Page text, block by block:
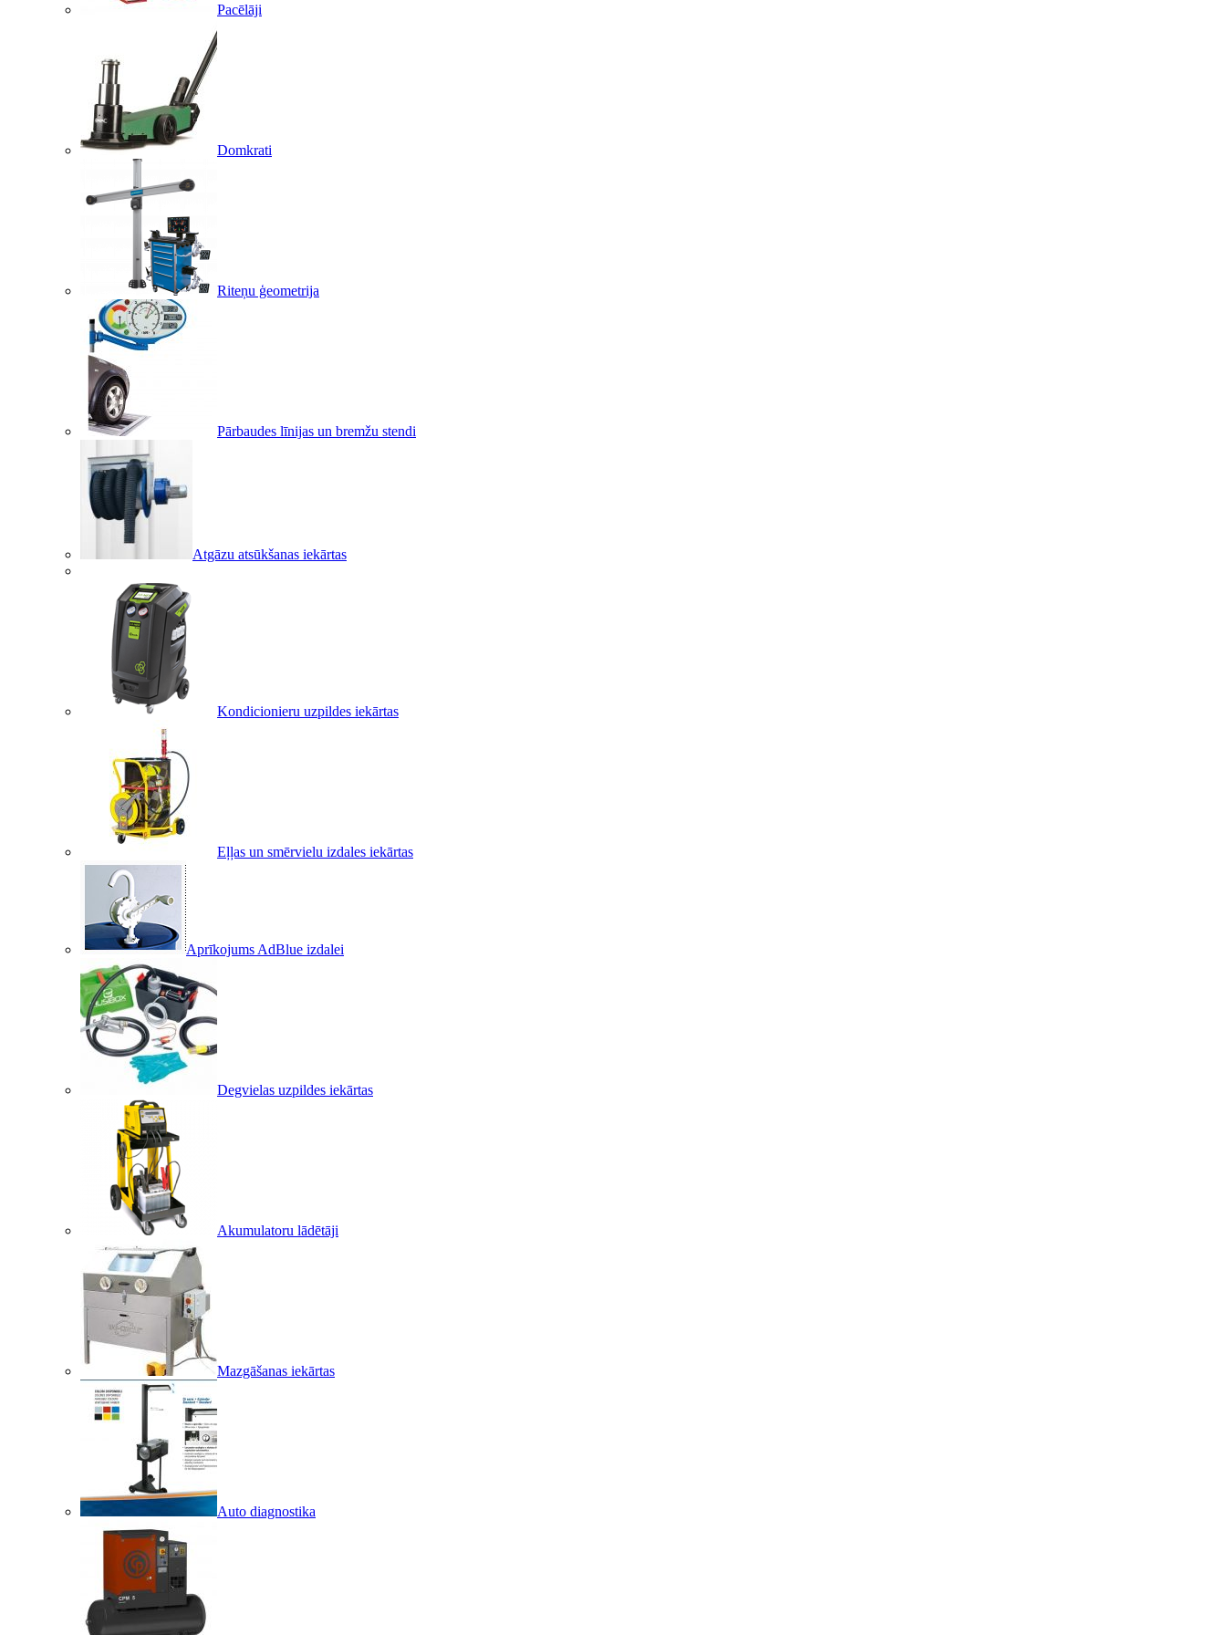
Pacēlāji
Domkrati
Riteņu ģeometrija
Pārbaudes līnijas un bremžu stendi
Atgāzu atsūkšanas iekārtas
Kondicionieru uzpildes iekārtas
Eļļas un smērvielu izdales iekārtas
Aprīkojums AdBlue izdalei
Degvielas uzpildes iekārtas
Akumulatoru lādētāji
Mazgāšanas iekārtas
Auto diagnostika